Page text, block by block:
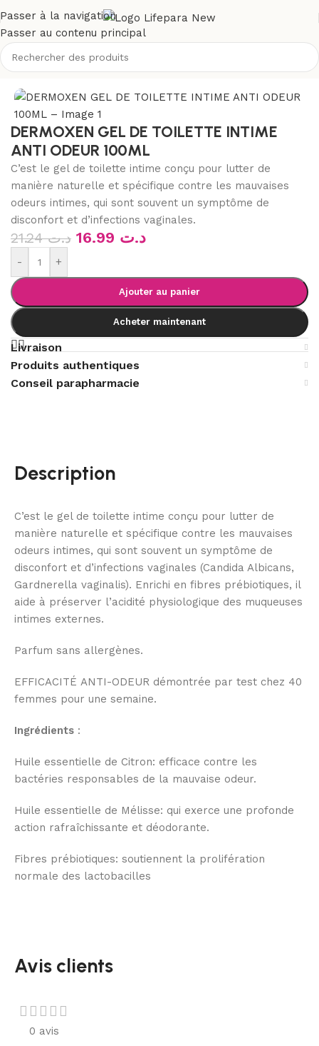
Passer à la navigation
Passer au contenu principal
Accueil/Boutique/Hygiène/Hygiène intime/Toilette intime
DERMOXEN GEL DE TOILETTE INTIME
ANTI ODEUR 100ML
C’est le gel de toilette intime conçu pour lutter de
manière naturelle et spécifique contre les mauvaises
odeurs intimes, qui sont souvent un symptôme de
disconfort et d’infections vaginales.
د.ت21.24 د.ت
- +
Ajouter au panier
Acheter maintenant
Livraison
Produits authentiques
Conseil parapharmacie
Description
C’est le gel de toilette intime conçu pour lutter de
manière naturelle et spécifique contre les mauvaises
odeurs intimes, qui sont souvent un symptôme de
disconfort et d’infections vaginales (Candida Albicans,
Gardnerella vaginalis). Enrichi en fibres prébiotiques, il
aide à préserver l’acidité physiologique des muqueuses
intimes externes.
Parfum sans allergènes.
EFFICACITÉ ANTI-ODEUR démontrée par test chez 40
femmes pour une semaine.
Ingrédients :
Huile essentielle de Citron: efficace contre les
bactéries responsables de la mauvaise odeur.
Huile essentielle de Mélisse: qui exerce une profonde
action rafraîchissante et déodorante.
Fibres prébiotiques: soutiennent la prolifération
normale des lactobacilles
Avis clients
0 avis